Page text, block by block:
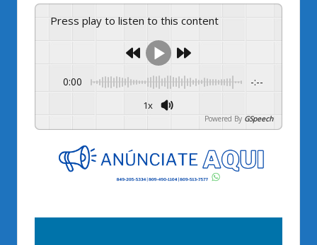
Press play to listen to this content
0:00 -:--
1x
Powered By GSpeech